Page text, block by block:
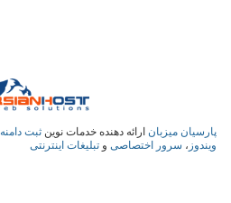
پارسیان میزبانارائه دهنده خدمات نوین ثبت دامنه
ویندوز ، سرور اختصاصیو تبلیغات اینترنتی